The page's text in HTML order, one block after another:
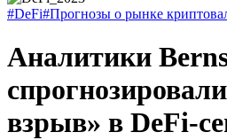
#DeFi#Прогнозы о рынке
Аналитики
взрыв» в DeFi-